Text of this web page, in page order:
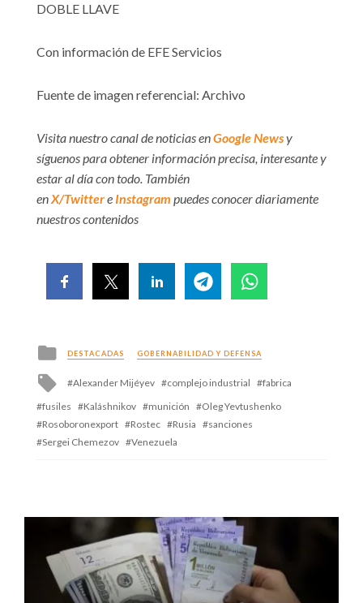
DOBLE LLAVE
Con información de EFE Servicios
Fuente de imagen referencial: Archivo
Visita nuestro canal de noticias enGoogle Newsy
síguenos para obtener información precisa, interesante y
estar al día con todo. También
enX/Twittere Instagram puedes conocer diariamente
nuestros contenidos
Posted
in
DESTACADAS GOBERNABILIDAD Y DEFENSA
Tagged
Alexander Mijéyev complejo industrial
fabrica
fusiles
Kaláshnikov munición
Oleg Yevtushenko
Rosoboronexport
Rostec Rusia
sanciones
Sergei Chemezov
Venezuela